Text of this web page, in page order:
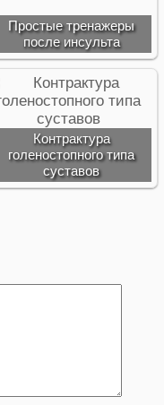
Простые тренажеры
после инсульта
Контрактура
голеностопного типа
суставов